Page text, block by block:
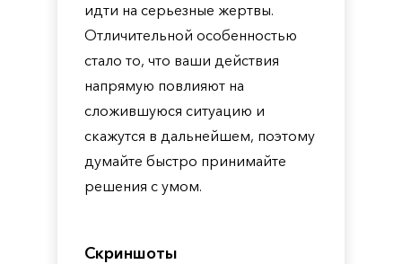
идти на серьезные жертвы.
Отличительной особенностью
стало то, что ваши действия
напрямую повлияют на
сложившуюся ситуацию и
скажутся в дальнейшем, поэтому
думайте быстро принимайте
решения с умом.
Скриншоты